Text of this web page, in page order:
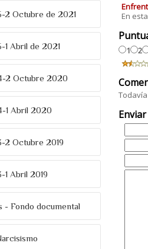
2 Octubre de 2021
1 Abril de 2021
2 Octubre 2020
1 Abril 2020
2 Octubre 2019
1 Abril 2019
- Fondo documental
En
1 2